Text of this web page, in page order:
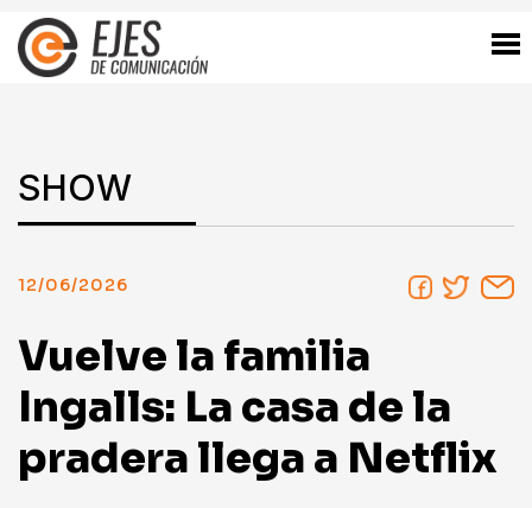
SHOW
12/06/2026
Vuelve la familia
Ingalls: La casa de la
pradera llega a Netflix